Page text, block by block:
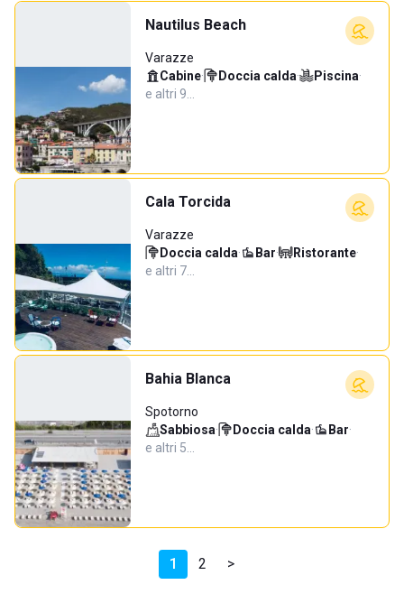
Nautilus Beach
Varazze
Cabine· Doccia calda· Piscina·
e altri 9…
Cala Torcida
Varazze
Doccia calda· Bar· Ristorante·
e altri 7…
Bahia Blanca
Spotorno
Sabbiosa· Doccia calda· Bar·
e altri 5…
1 2 >